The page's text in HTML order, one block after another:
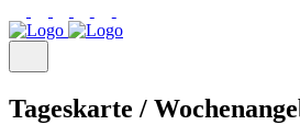
Tageskarte /